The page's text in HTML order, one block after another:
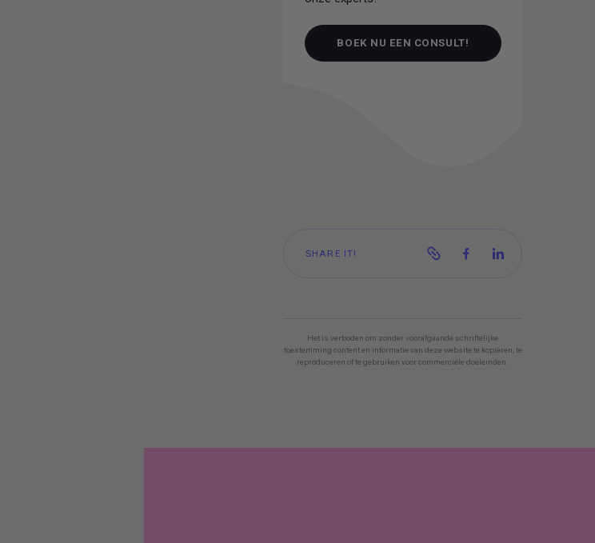
BOEK NU EEN CONSULT!
SHARE IT!
Het is verboden om zonder voorafgaande schriftelijke
toestemming content en informatie van deze website te kopiëren, te
reproduceren of te gebruiken voor commerciële doeleinden.